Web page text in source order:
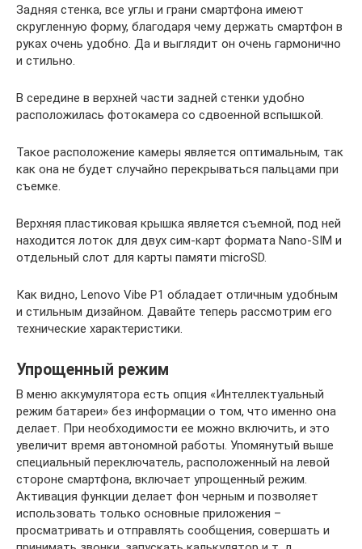
Задняя стенка, все углы и грани смартфона имеют
скругленную форму, благодаря чему держать смартфон в
руках очень удобно. Да и выглядит он очень гармонично
и стильно.
В середине в верхней части задней стенки удобно
расположилась фотокамера со сдвоенной вспышкой.
Такое расположение камеры является оптимальным, так
как она не будет случайно перекрываться пальцами при
съемке.
Верхняя пластиковая крышка является съемной, под ней
находится лоток для двух сим-карт формата Nano-SIM и
отдельный слот для карты памяти microSD.
Как видно, Lenovo Vibe P1 обладает отличным удобным
и стильным дизайном. Давайте теперь рассмотрим его
технические характеристики.
Упрощенный режим
В меню аккумулятора есть опция «Интеллектуальный
режим батареи» без информации о том, что именно она
делает. При необходимости ее можно включить, и это
увеличит время автономной работы. Упомянутый выше
специальный переключатель, расположенный на левой
стороне смартфона, включает упрощенный режим.
Активация функции делает фон черным и позволяет
использовать только основные приложения –
просматривать и отправлять сообщения, совершать и